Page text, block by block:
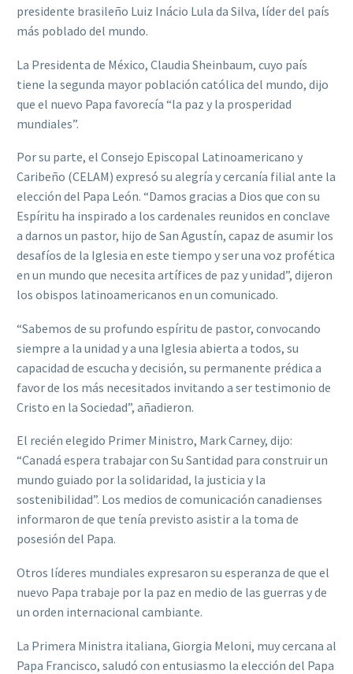
presidente brasileño Luiz Inácio Lula da Silva, líder del país
más poblado del mundo.
La Presidenta de México, Claudia Sheinbaum, cuyo país
tiene la segunda mayor población católica del mundo, dijo
que el nuevo Papa favorecía “la paz y la prosperidad
mundiales”.
Por su parte, el Consejo Episcopal Latinoamericano y
Caribeño (CELAM) expresó su alegría y cercanía filial ante la
elección del Papa León. “Damos gracias a Dios que con su
Espíritu ha inspirado a los cardenales reunidos en conclave
a darnos un pastor, hijo de San Agustín, capaz de asumir los
desafíos de la Iglesia en este tiempo y ser una voz profética
en un mundo que necesita artífices de paz y unidad”, dijeron
los obispos latinoamericanos en un comunicado.
“Sabemos de su profundo espíritu de pastor, convocando
siempre a la unidad y a una Iglesia abierta a todos, su
capacidad de escucha y decisión, su permanente prédica a
favor de los más necesitados invitando a ser testimonio de
Cristo en la Sociedad”, añadieron.
El recién elegido Primer Ministro, Mark Carney, dijo:
“Canadá espera trabajar con Su Santidad para construir un
mundo guiado por la solidaridad, la justicia y la
sostenibilidad”. Los medios de comunicación canadienses
informaron de que tenía previsto asistir a la toma de
posesión del Papa.
Otros líderes mundiales expresaron su esperanza de que el
nuevo Papa trabaje por la paz en medio de las guerras y de
un orden internacional cambiante.
La Primera Ministra italiana, Giorgia Meloni, muy cercana al
Papa Francisco, saludó con entusiasmo la elección del Papa